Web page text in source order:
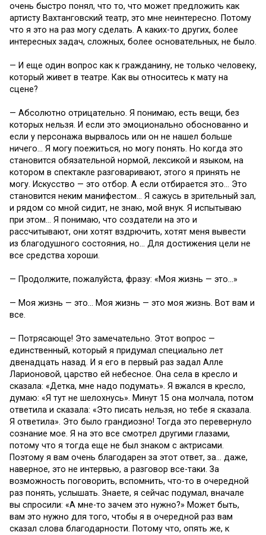
очень быстро понял, что то, что может предложить как
артисту Вахтанговский театр, это мне неинтересно. Потому
что я это на раз могу сделать. А каких-то других, более
интересных задач, сложных, более основательных, не было.
— И еще один вопрос как к гражданину, не только человеку,
который живет в театре. Как вы относитесь к мату на
сцене?
— Абсолютно отрицательно. Я понимаю, есть вещи, без
которых нельзя. И если это эмоционально обоснованно и
если у персонажа вырвалось или он не нашел больше
ничего… Я могу поежиться, но могу понять. Но когда это
становится обязательной нормой, лексикой и языком, на
котором в спектакле разговаривают, этого я принять не
могу. Искусство — это отбор. А если отбирается это… Это
становится неким манифестом… Я сажусь в зрительный зал,
и рядом со мной сидит, не знаю, мой внук. Я испытываю
при этом… Я понимаю, что создатели на это и
рассчитывают, они хотят вздрючить, хотят меня вывести
из благодушного состояния, но… Для достижения цели не
все средства хороши.
— Продолжите, пожалуйста, фразу: «Моя жизнь — это…»
— Моя жизнь — это… Моя жизнь — это моя жизнь. Вот вам и
все.
— Потрясающе! Это замечательно. Этот вопрос —
единственный, который я придумал специально лет
двенадцать назад. И я его в первый раз задал Алле
Ларионовой, царство ей небесное. Она села в кресло и
сказала: «Детка, мне надо подумать». Я вжался в кресло,
думаю: «Я тут не шелохнусь». Минут 15 она молчала, потом
ответила и сказала: «Это писать нельзя, но тебе я сказала.
Я ответила». Это было грандиозно! Тогда это перевернуло
сознание мое. Я на это все смотрел другими глазами,
потому что я тогда еще не был знаком с актрисами.
Поэтому я вам очень благодарен за этот ответ, за… даже,
наверное, это не интервью, а разговор все-таки. За
возможность поговорить, вспомнить, что-то в очередной
раз понять, услышать. Знаете, я сейчас подумал, вначале
вы спросили: «А мне-то зачем это нужно?» Может быть,
вам это нужно для того, чтобы я в очередной раз вам
сказал слова благодарности. Потому что, опять же, к